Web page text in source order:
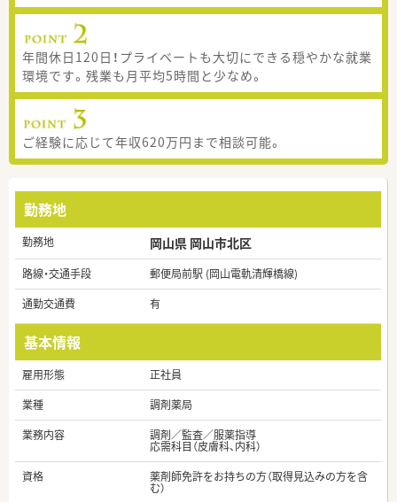
年間休日120日！プライベートも大切にできる穏やかな就業
環境です。残業も月平均5時間と少なめ。
ご経験に応じて年収620万円まで相談可能。
勤務地
勤務地 岡山県 岡山市北区
路線・交通手段
郵便局前駅 (岡山電軌清輝橋線)
通勤交通費
有
基本情報
雇用形態
正社員
業種
調剤薬局
業務内容
調剤／監査／服薬指導
応需科目（皮膚科、内科）
資格
薬剤師免許をお持ちの方（取得見込みの方を含
む）